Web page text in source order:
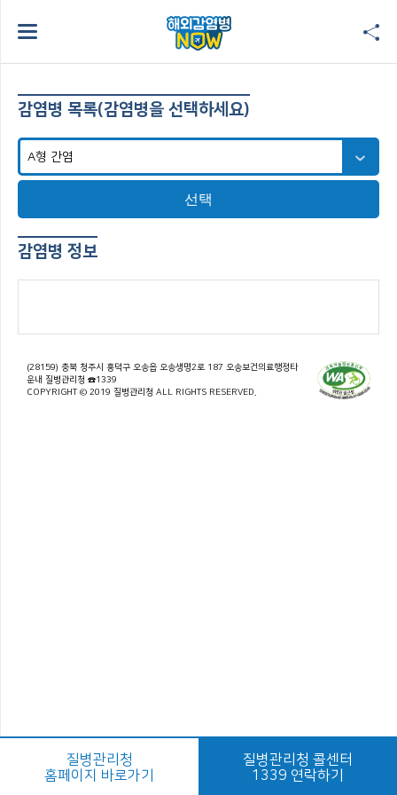
감염병 목록(감염병을 선택하세요)
선택
감염병 정보
(28159) 충북 청주시 흥덕구 오송읍 오송생명2로 187 오송보건의료행정타
운내 질병관리청 ☎1339
COPYRIGHT © 2019 질병관리청 ALL RIGHTS RESERVED.
질병관리청
홈페이지 바로가기
질병관리청 콜센터
1339 연락하기